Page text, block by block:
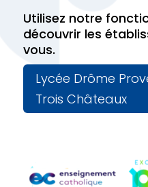
Utilisez notre
découvrir les
vous.
Lycée Drôme
Trois Châteaux